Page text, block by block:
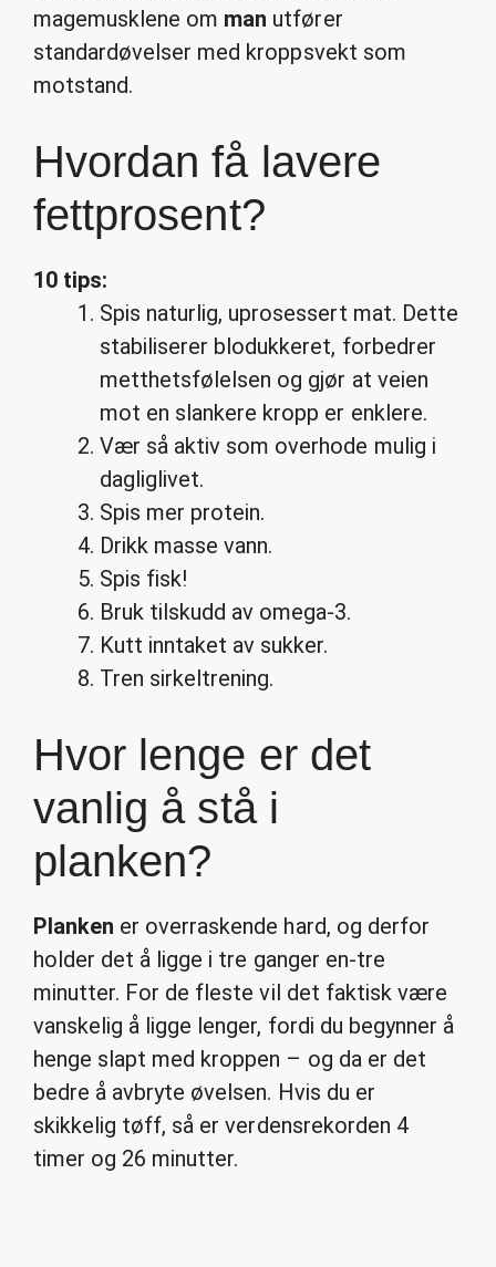
magemusklene om man utfører
standardøvelser med kroppsvekt som
motstand.
Hvordan få lavere
fettprosent?
10 tips:
Spis naturlig, uprosessert mat. Dette
stabiliserer blodukkeret, forbedrer
metthetsfølelsen og gjør at veien
mot en slankere kropp er enklere.
Vær så aktiv som overhode mulig i
dagliglivet.
Spis mer protein.
Drikk masse vann.
Spis fisk!
Bruk tilskudd av omega-3.
Kutt inntaket av sukker.
Tren sirkeltrening.
Hvor lenge er det
vanlig å stå i
planken?
Planken er overraskende hard, og derfor
holder det å ligge i tre ganger en-tre
minutter. For de fleste vil det faktisk være
vanskelig å ligge lenger, fordi du begynner å
henge slapt med kroppen – og da er det
bedre å avbryte øvelsen. Hvis du er
skikkelig tøff, så er verdensrekorden 4
timer og 26 minutter.